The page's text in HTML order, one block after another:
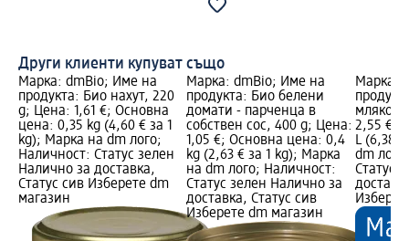
Други клиенти купуват също
Марка: dmBio; Име на
продукта: Био нахут, 220
g; Цена: 1,61 €; Основна
цена: 0,35 kg (4,60 € за 1
kg); Марка на dm лого;
Наличност: Статус зелен
Налично за доставка,
Статус сив Изберете dm
магазин
Марка: dmBio; Име на
продукта: Био белени
домати - парченца в
собствен сос, 400 g; Цена:
1,05 €; Основна цена: 0,4
kg (2,63 € за 1 kg); Марка
на dm лого; Наличност:
Статус зелен Налично за
доставка, Статус сив
Изберете dm магазин
Марка:
мляко,
2,55 €;
L (6,38
dm
Статус